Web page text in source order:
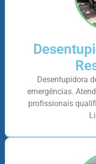
Desentupidora
emergências.
profissionais